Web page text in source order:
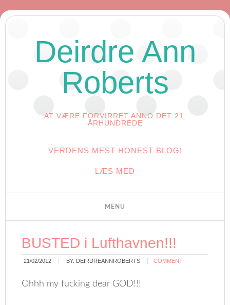
Deirdre Ann
Roberts
AT VÆRE FORVIRRET ANNO DET 21.
ÅRHUNDREDE
VERDENS MEST HONEST BLOG!
LÆS MED
BUSTED i Lufthavnen!!!
21/02/2012 BY: DEIRDREANNROBERTS COMMENT
Ohhh my fucking dear GOD!!!